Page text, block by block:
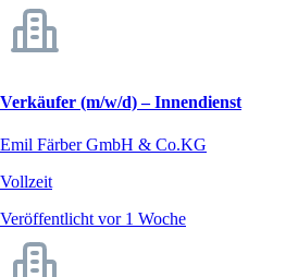
Verkäufer (m/w/d) – Innendienst
Emil Färber GmbH & Co.KG
Vollzeit
Veröffentlicht vor 1 Woche